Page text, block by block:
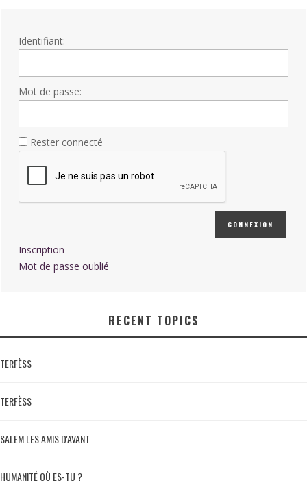
Identifiant:
Mot de passe:
Rester connecté
CONNEXION
Inscription
Mot de passe oublié
RECENT TOPICS
TERFÈSS
TERFÈSS
SALEM LES AMIS D'AVANT
HUMANITÉ OÙ ES-TU ?